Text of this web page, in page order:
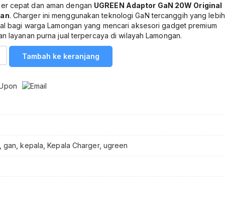
cepat dan aman dengan UGREEN Adaptor GaN 20W Original
. Charger ini menggunakan teknologi GaN tercanggih yang lebih
bagi warga Lamongan yang mencari aksesori gadget premium
layanan purna jual terpercaya di wilayah Lamongan.
Tambah ke keranjang
gan,kepala,Kepala Charger, ugreen